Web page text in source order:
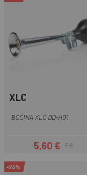
XLC
BOCINA XLC DD-H01
Preu
5,60 €Preu regular
7 €
-20%